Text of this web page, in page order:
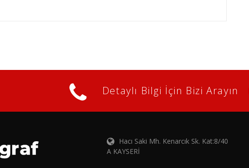
Detaylı Bilgi İçin Bizi Arayın
Hacı Saki Mh. Kenarcık Sk. Kat:8/40
A KAYSERİ